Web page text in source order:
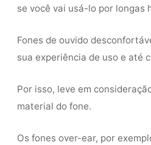
se você vai usá-lo por longas
Fones de ouvido
sua experiência de uso e até
Por isso, leve em
material do fone.
Os fones over-ear, por